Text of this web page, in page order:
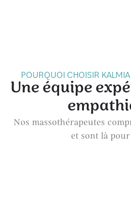
POURQUOI CHOISIR
Une équipe
Nos massothérapeutes
et sont là